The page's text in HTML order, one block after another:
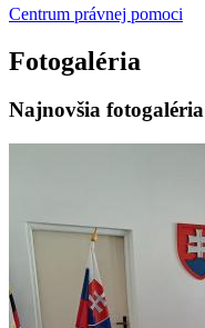
Centrum právnej pomoci
Fotogaléria
Najnovšia fotogaléria